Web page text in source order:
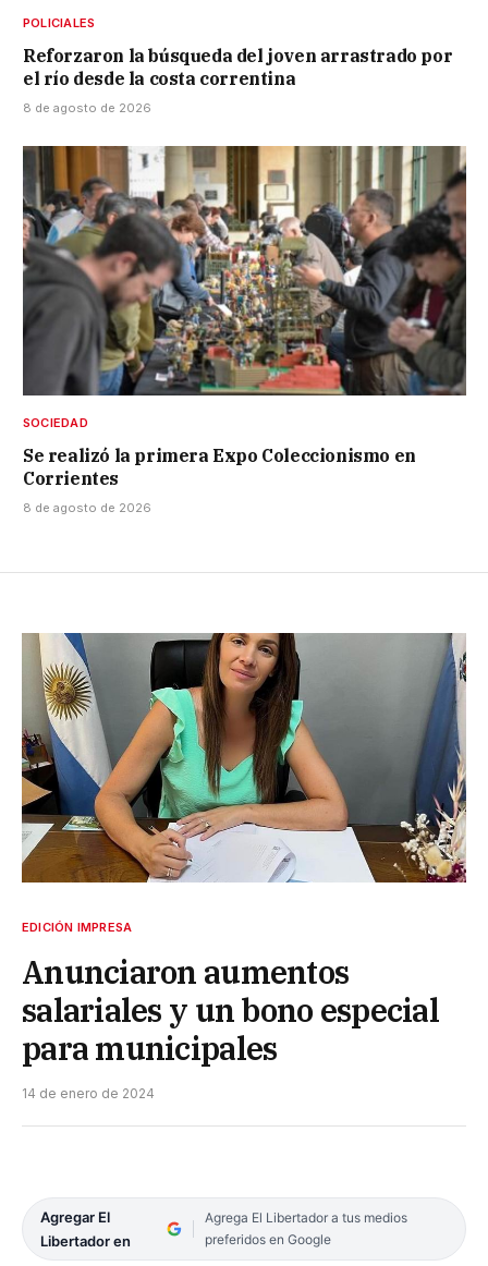
POLICIALES
Reforzaron la búsqueda del joven arrastrado por
el río desde la costa correntina
8 de agosto de 2026
SOCIEDAD
Se realizó la primera Expo Coleccionismo en
Corrientes
8 de agosto de 2026
EDICIÓN IMPRESA
Anunciaron aumentos
salariales y un bono especial
para municipales
14 de enero de 2024
Agregar El
Libertador en
Agrega El Libertador a tus medios
preferidos en Google